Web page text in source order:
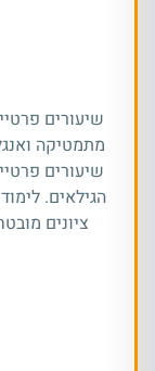
שיעורים
שיעורים
הגילאים.
ציונים